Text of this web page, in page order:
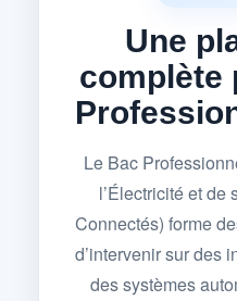
Une
complète
Le Bac
l’Électricité et de
Connectés) forme
d’intervenir sur des
des systèmes